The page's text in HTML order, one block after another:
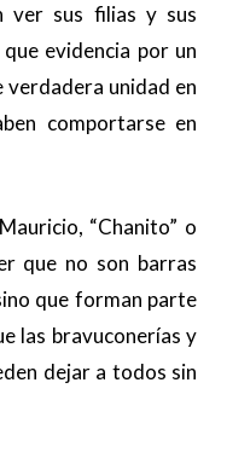
ver sus filias y sus
evidencia por un
verdadera unidad en
comportarse en
“Chanito” o
que no son barras
que forman parte
las bravuconerías y
dejar a todos sin